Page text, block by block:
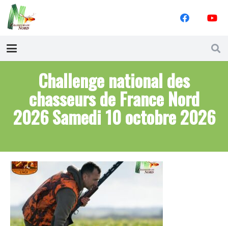
Challenge national des
chasseurs de France Nord
2026 Samedi 10 octobre 2026